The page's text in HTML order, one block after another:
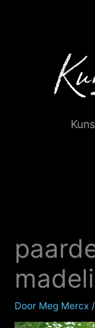
Door Meg Mercx /